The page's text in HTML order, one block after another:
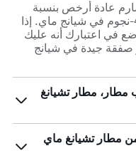
عادة أرخص بنسبة
55% عن المعدل لفنادق ذات تصنيف 4-نجوم في شيانج ماي. إذا
في اعتبارك أنه عليك
تعتبر صفقة جيدة في شيانج
مطار تشيانغ
مطار تشيانغ ماي